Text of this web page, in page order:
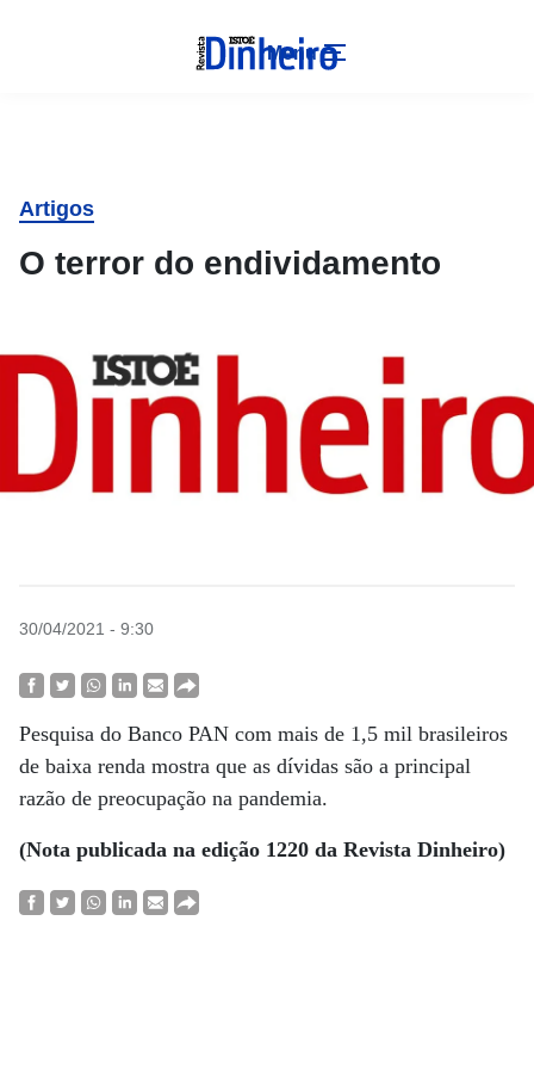
Menu
Artigos
O terror do endividamento
30/04/2021 - 9:30
Pesquisa do Banco PAN com mais de 1,5 mil brasileiros
de baixa renda mostra que as dívidas são a principal
razão de preocupação na pandemia.
(Nota publicada na edição 1220 da Revista Dinheiro)